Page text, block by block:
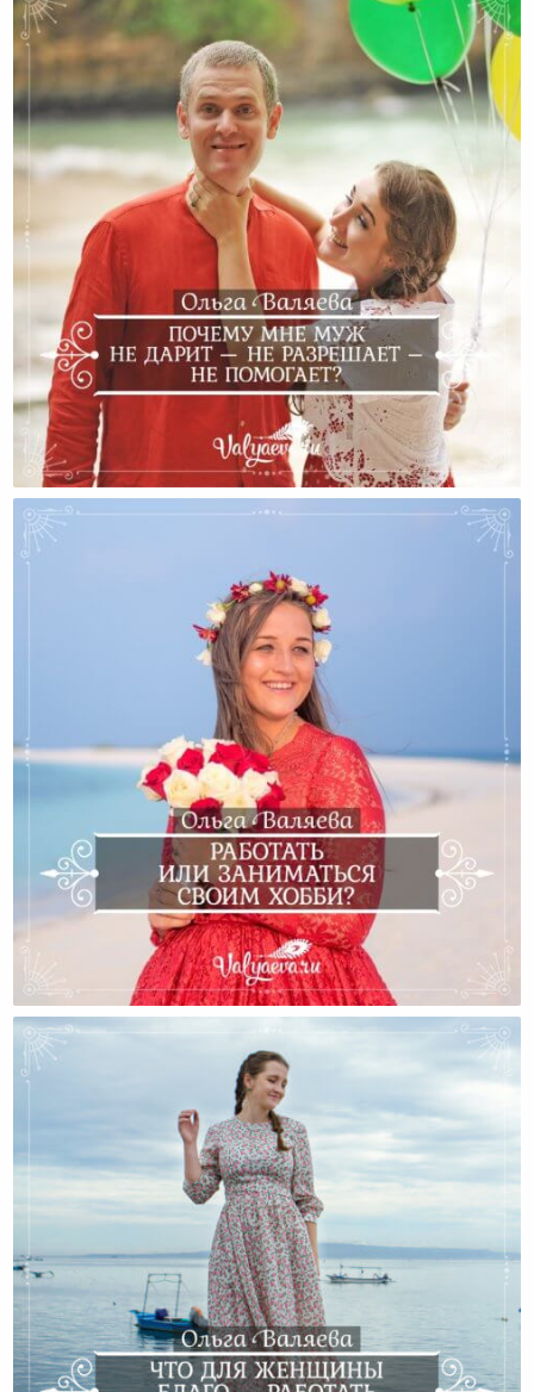
Почему Мне Муж Не Дарит — Не Разрешает – Не
Помогает?
Работать Или Заниматься Своим Хобби?